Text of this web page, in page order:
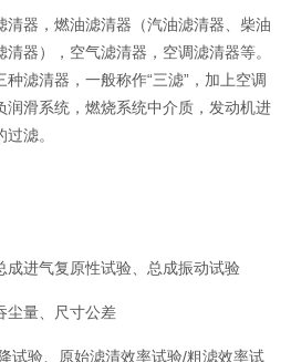
器，燃油滤清器（汽油滤清器、柴油
器），空气滤清器，空调滤清器等。
滤清器，一般称作“三滤”，加上空调
润滑系统，燃烧系统中介质，发动机进
滤。
成进气复原性试验、总成振动试验
尘量、尺寸公差
试验、原始滤清效率试验/粗滤效率试